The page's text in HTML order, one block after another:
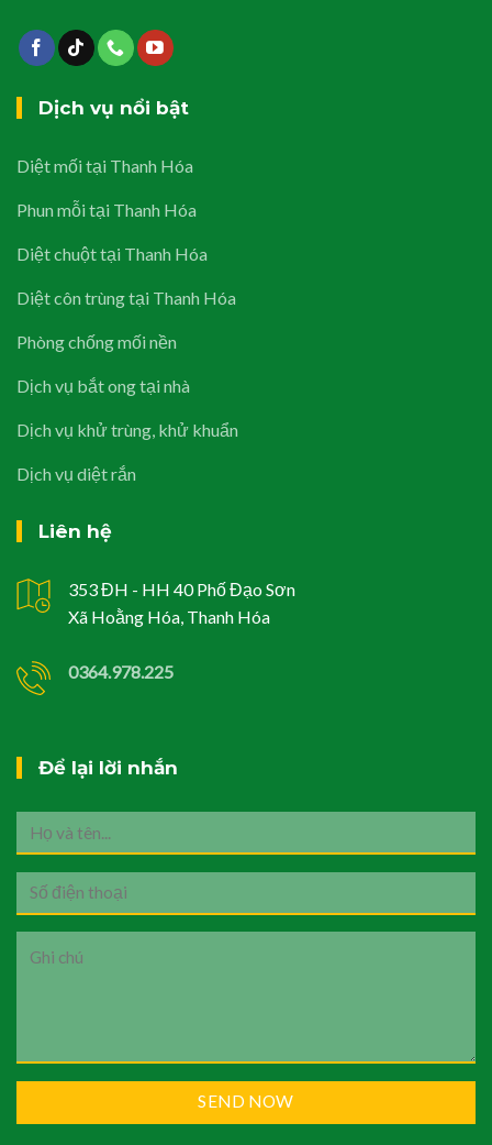
Dịch vụ nổi bật
Diệt mối tại Thanh Hóa
Phun mỗi tại Thanh Hóa
Diệt chuột tại Thanh Hóa
Diệt côn trùng tại Thanh Hóa
Phòng chống mối nền
Dịch vụ bắt ong tại nhà
Dịch vụ khử trùng, khử khuẩn
Dịch vụ diệt rắn
Liên hệ
353 ĐH - HH 40 Phố Đạo Sơn
Xã Hoằng Hóa, Thanh Hóa
0364.978.225
Để lại lời nhắn